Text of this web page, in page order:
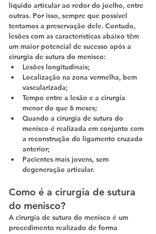
líquido articular ao redor do joelho, entre
outras. Por isso, sempre que possível
tentamos a preservação dele. Contudo,
lesões com as características abaixo têm
um maior potencial de sucesso após a
cirurgia de sutura do menisco:
Lesões longitudinais;
Localização na zona vermelha, bem
vascularizada;
Tempo entre a lesão e a cirurgia
menor do que 6 meses;
Quando a cirurgia de sutura do
menisco é realizada em conjunto com
a reconstrução do ligamento cruzado
anterior;
Pacientes mais jovens, sem
degeneração articular.
Como é a cirurgia de sutura
do menisco?
A cirurgia de sutura do menisco é um
procedimento realizado de forma